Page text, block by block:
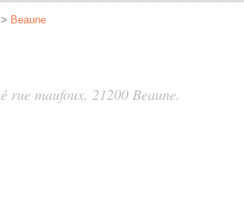
> Beaune
rue maufoux, 21200 Beaune.